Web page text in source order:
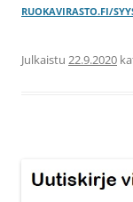
RUOKAVIRASTO.FI/
Julkaistu 22.9.2020